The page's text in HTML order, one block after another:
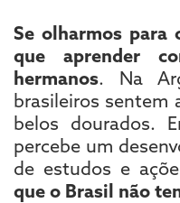
Se olharmos para
que aprender
hermanos. Na
brasileiros sentem
belos dourados.
percebe um
de estudos e
que o Brasil não